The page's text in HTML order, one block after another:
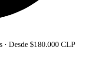
· Desde $180.000 CLP